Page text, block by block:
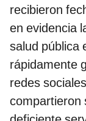
recibieron
en evidencia
salud pública
rápidamente
redes
compartieron